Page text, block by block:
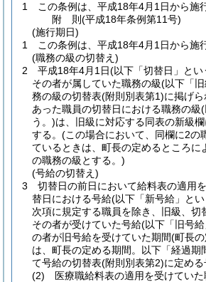
1
この条例は、平成18年4月1日から施
附 則(平成18年条例第11号)
(施行期日)
1
この条例は、平成18年4月1日から施
(職務の級の切替え)
2
平成18年4月1日(以下「切替日」とい
その者が属していた職務の級(以下「
務の級の切替表(附則別表第1)に掲げ
あった職員の切替日における職務の級(
う。)は、旧級に対応する同表の新級
する。 (この場合において、同欄に2の
ているときは、町長の定めるところに
の職務の級とする。)
(号給の切替え)
3
切替日の前日において給料表の適用
替日における号給(以下「新号給」と
次項に規定する職員を除き、旧級、切
その者が受けていた号給(以下「旧号
の者が旧号給を受けていた期間(町長
は、町長の定める期間。以下「経過期
て号給の切替表(附則別表第2)に定める
(2)
医療職給料表の適用を受けてい